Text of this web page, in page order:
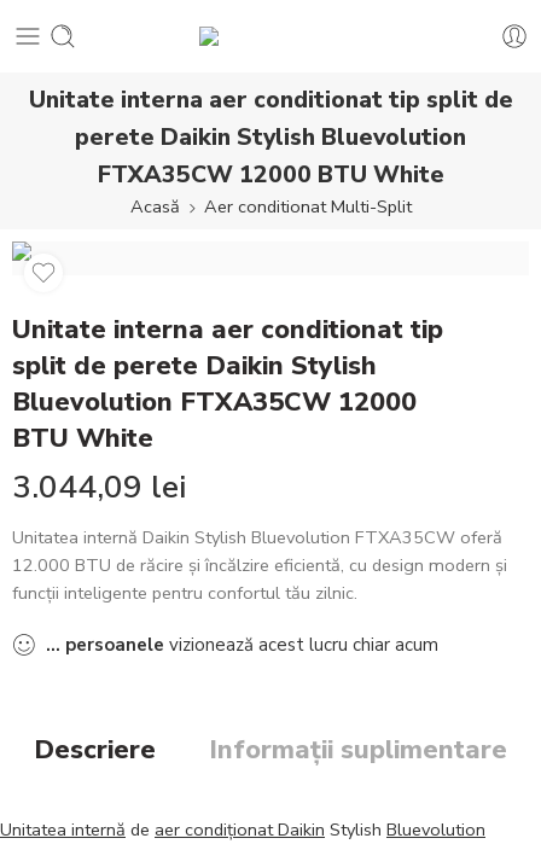
Unitate interna aer conditionat tip split de
perete Daikin Stylish Bluevolution
FTXA35CW 12000 BTU White
Acasă Aer conditionat Multi-Split
Unitate interna aer conditionat tip
split de perete Daikin Stylish
Bluevolution FTXA35CW 12000
BTU White
3.044,09 lei
Unitatea internă Daikin Stylish Bluevolution FTXA35CW oferă
12.000 BTU de răcire și încălzire eficientă, cu design modern și
funcții inteligente pentru confortul tău zilnic.
... persoanele vizionează acest lucru chiar acum
Descriere Informații suplimentare
Unitatea internă de aer condiționat Daikin Stylish Bluevolution